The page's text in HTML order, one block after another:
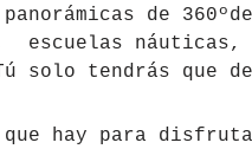
de
escuelas
solo tendrás que
hay para